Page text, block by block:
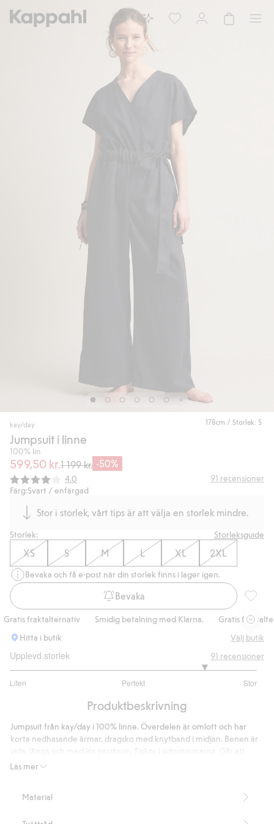
178cm / Storlek: S
kay/day
Jumpsuit i linne
100% lin
599,50 kr.1 199 kr. -50%
Snittbetyg:
4.0 91 recensioner
Färg:Svart / enfärgad
Stor i storlek, vårt tips är att välja en storlek mindre.
Storlek: Storleksguide
XS S M L XL 2XL
Bevaka och få e-post när din storlek finns i lager igen.
Bevaka
fraktalternativ Smidig betalning med Klarna.
Gratis
Hitta i butik
Välj butik
Upplevd storlek
Liten Perfekt Stor
utav
74
betyg
91 recensioner
Produktbeskrivning
Läs mer
Jumpsuit från kay/day i 100% linne. Överdelen är omlott och har
korta nedhasande ärmar, dragsko med knytband i midjan. Benen är
bäras åt båda håll för en varierad look.
Dragsko med knytband i midjan
Material